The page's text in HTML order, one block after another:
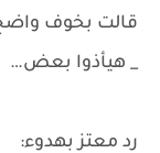
قالت بخوف
_ هيأذوا بعض…
رد معتز بهدوء: